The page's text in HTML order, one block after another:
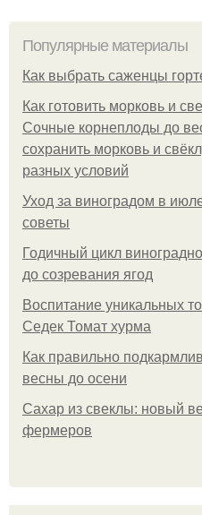
Популярные материалы
Как выбрать саженцы
Как готовить морковь и
Сочные корнеплоды до
сохранить морковь и
разных условий
Уход за виноградом в
советы
Годичный цикл
до созревания ягод
Воспитание уникальных
Седек Томат хурма
Как правильно
весны до осени
Сахар из свеклы: новый
фермеров